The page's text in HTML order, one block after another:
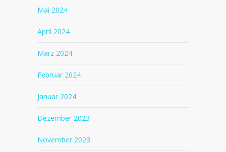
Mai 2024
April 2024
März 2024
Februar 2024
Januar 2024
Dezember 2023
November 2023